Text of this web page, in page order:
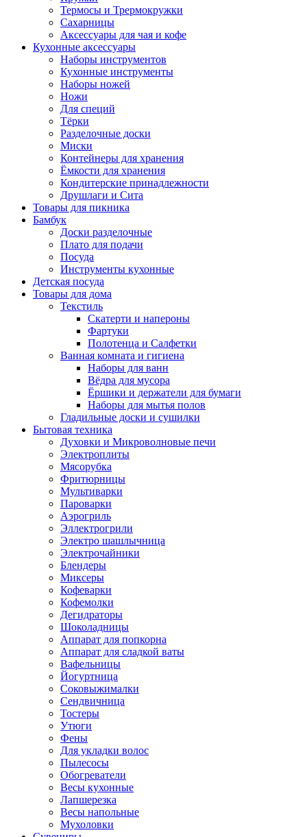
Термосы и Трермокружки
Сахарницы
Аксессуары для чая и кофе
Кухонные аксессуары
Наборы инструментов
Кухонные инструменты
Наборы ножей
Ножи
Для специй
Тёрки
Разделочные доски
Миски
Контейнеры для хранения
Ёмкости для хранения
Кондитерские принадлежности
Друшлаги и Сита
Товары для пикника
Бамбук
Доски разделочные
Плато для подачи
Посуда
Инструменты кухонные
Детская посуда
Товары для дома
Текстиль
Скатерти и напероны
Фартуки
Полотенца и Салфетки
Ванная комната и гигиена
Наборы для ванн
Вёдра для мусора
Ёршики и держатели для бумаги
Наборы для мытья полов
Гладильные доски и сушилки
Бытовая техника
Духовки и Микроволновые печи
Электроплиты
Мясорубка
Фритюрницы
Мультиварки
Пароварки
Аэрогриль
Эллектрогрили
Электро шашлычница
Электрочайники
Блендеры
Миксеры
Кофеварки
Кофемолки
Дегидраторы
Шоколадницы
Аппарат для попкорна
Аппарат для сладкой ваты
Вафельницы
Йогуртница
Соковыжималки
Сендвичница
Тостеры
Утюги
Фены
Для укладки волос
Пылесосы
Обогреватели
Весы кухонные
Лапшерезка
Весы напольные
Мухоловки